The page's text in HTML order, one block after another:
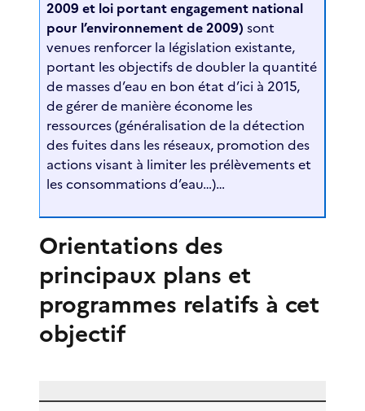
2009 et loi portant engagement national
pour l’environnement de 2009) sont
venues renforcer la législation existante,
portant les objectifs de doubler la quantité
de masses d’eau en bon état d’ici à 2015,
de gérer de manière économe les
ressources (généralisation de la détection
des fuites dans les réseaux, promotion des
actions visant à limiter les prélèvements et
les consommations d’eau…)…
Orientations des
principaux plans et
programmes relatifs à cet
objectif